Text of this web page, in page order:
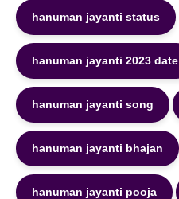
hanuman jayanti status
hanuman jayanti 2023 date
hanuman jayanti song
hanuman jayanti bhajan
hanuman jayanti pooja